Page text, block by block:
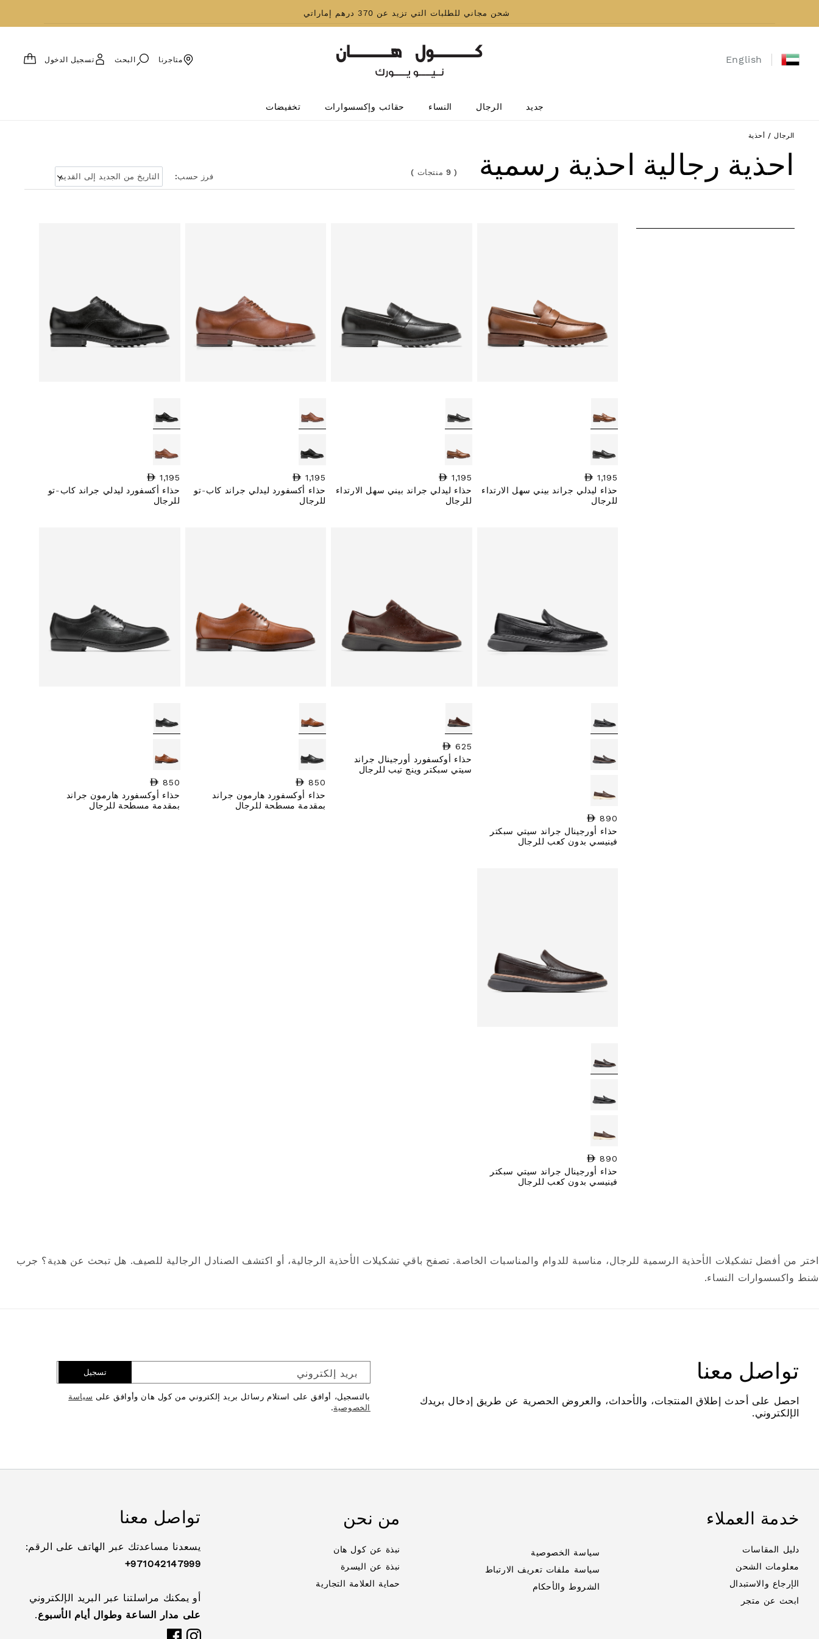
شحن مجاني للطلبات التي تزيد عن 370 درهم إماراتي
English
جديد الرجال النساء حقائب وإكسسوارات تخفيضات
متاجرنا البحث تسجيل الدخول
العربة
الرجال / أحذية
مجموعة:
احذية رجالية احذية رسمية ( 9 منتجات ) فرز حسب:
السعر العادي
1,195
حذاء ليدلي جراند بيني سهل الارتداء
للرجال
السعر العادي
1,195
حذاء ليدلي جراند بيني سهل الارتداء
للرجال
السعر العادي
1,195
حذاء أكسفورد ليدلي جراند كاب-تو
للرجال
السعر العادي
1,195
حذاء أكسفورد ليدلي جراند كاب-تو
للرجال
السعر العادي
890
حذاء أورجينال جراند سيتي سبكتر
فينيسي بدون كعب للرجال
السعر العادي
625
حذاء أوكسفورد أورجينال جراند
سيتي سبكتر وينج تيب للرجال
السعر العادي
850
حذاء أوكسفورد هارمون جراند
بمقدمة مسطحة للرجال
السعر العادي
850
حذاء أوكسفورد هارمون جراند
بمقدمة مسطحة للرجال
السعر العادي
890
حذاء أورجينال جراند سيتي سبكتر
فينيسي بدون كعب للرجال
اختر من أفضل تشكيلات الأحذية الرسمية للرجال، مناسبة للدوام والمناسبات الخاصة. تصفح باقي تشكيلات الأحذية الرجالية، أو اكتشف الصنادل الرجالية للصيف. هل تبحث عن هدية؟ جرب
شنط واكسسوارات النساء.
تواصل معنا
احصل على أحدث إطلاق المنتجات، والأحداث، والعروض الحصرية عن طريق إدخال بريدك
الإلكتروني.
بريد إلكتروني تسجيل
بالتسجيل، أوافق على استلام رسائل بريد إلكتروني من كول هان وأوافق على سياسة
الخصوصية.
خدمة العملاء
دليل المقاسات
معلومات الشحن
الإرجاع والاستبدال
ابحث عن متجر
سياسة الخصوصية
سياسة ملفات تعريف الارتباط
الشروط والأحكام
من نحن
نبذة عن كول هان
نبذة عن اليسرة
حماية العلامة التجارية
تواصل معنا
يسعدنا مساعدتك عبر الهاتف على الرقم:
971042147999+
أو يمكنك مراسلتنا عبر البريد الإلكتروني
على مدار الساعة وطوال أيام الأسبوع.